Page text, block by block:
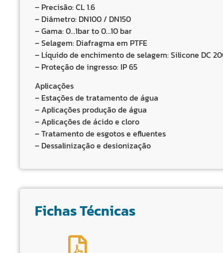
– Precisão: CL 1.6
– Diâmetro: DN100 / DN150
– Gama: 0…1bar to 0…10 bar
– Selagem: Diafragma em PTFE
– Líquido de enchimento de selagem: Silicone DC
– Proteção de ingresso: IP 65
Aplicações
– Estações de tratamento de água
– Aplicações produção de água
– Aplicações de ácido e cloro
– Tratamento de esgotos e efluentes
– Dessalinização e desionização
Fichas Técnicas